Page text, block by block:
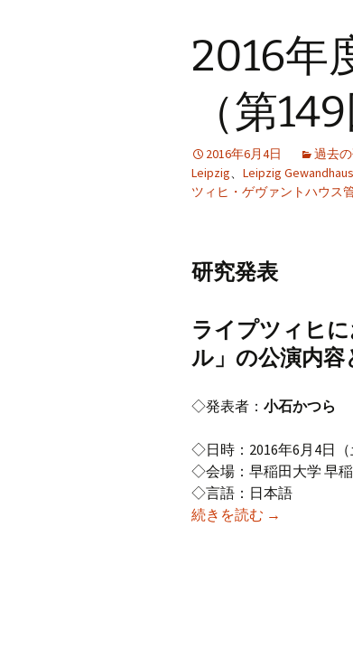
2016年
（第
2016年6月4日 過去
Leipzig、 Leipzig
ツィヒ・ゲヴァントハウス
研究発表
ライプツィヒ
ル」の公演内容
◇発表者： 小石かつら
◇日時：2016年6月4日（
◇会場：早稲田大学 早
◇言語：日本語
続きを読む 2016年度6月
→